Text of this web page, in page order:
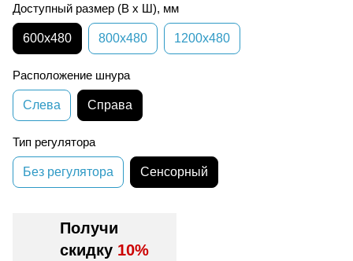
Доступный размер (В х Ш), мм
600х480 800х480 1200х480
Расположение шнура
Слева Справа
Тип регулятора
Без регулятора Сенсорный
Получи
скидку 10%